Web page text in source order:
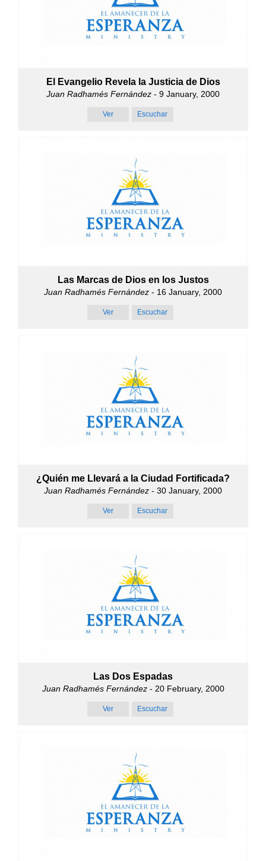
El Evangelio Revela la Justicia de Dios
Juan Radhamés Fernández - 9 January, 2000
Ver Escuchar
Las Marcas de Dios en los Justos
Juan Radhamés Fernández - 16 January, 2000
Ver Escuchar
¿Quién me Llevará a la Ciudad Fortificada?
Juan Radhamés Fernández - 30 January, 2000
Ver Escuchar
Las Dos Espadas
Juan Radhamés Fernández- 20 February, 2000
Ver Escuchar